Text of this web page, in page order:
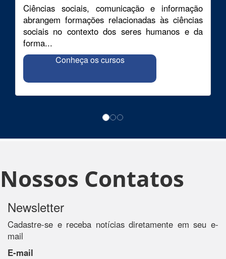
Ciências sociais, comunicação e informação
abrangem formações relacionadas às ciências
sociais no contexto dos seres humanos e da
forma...
Conheça os cursos
Nossos Contatos
Newsletter
Cadastre-se e receba notícias diretamente em seu e-
mail
E-mail